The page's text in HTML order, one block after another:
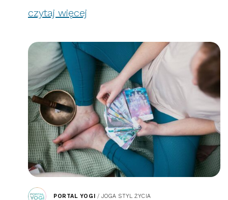
czytaj więcej
PORTAL YOGI / JOGA STYL ŻYCIA